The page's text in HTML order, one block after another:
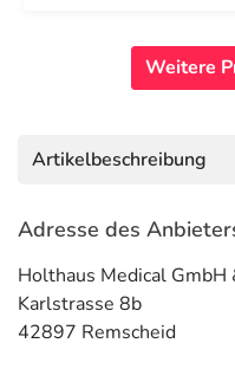
Weitere
Artikelbeschreibung
Adresse des
Holthaus Medical GmbH
Karlstrasse 8b
42897 Remscheid